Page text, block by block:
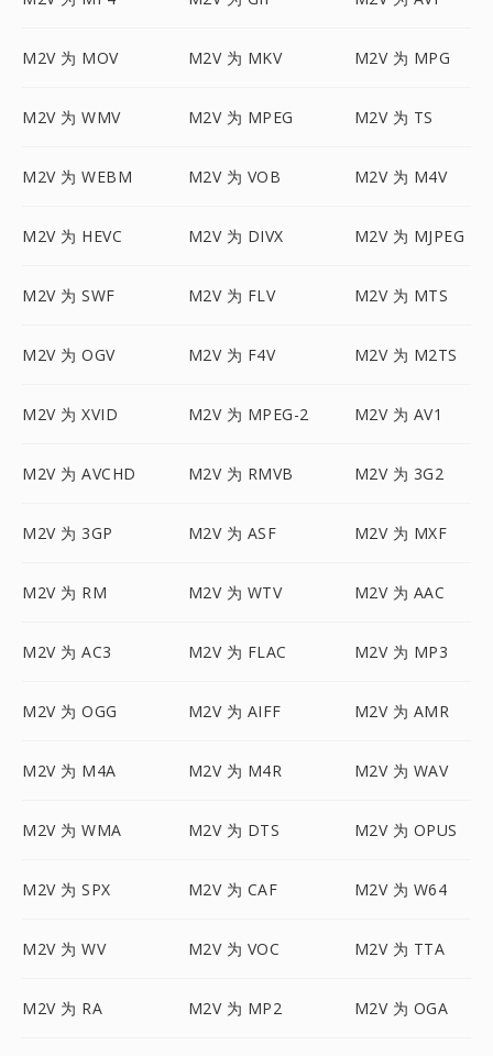
M2V 为 MOV M2V 为 MKV M2V 为 MPG
M2V 为 WMV M2V 为 MPEG M2V 为 TS
M2V 为 WEBM M2V 为 VOB M2V 为 M4V
M2V 为 HEVC M2V 为 DIVX M2V 为 MJPEG
M2V 为 SWF M2V 为 FLV M2V 为 MTS
M2V 为 OGV M2V 为 F4V M2V 为 M2TS
M2V 为 XVID M2V 为 MPEG-2 M2V 为 AV1
M2V 为 AVCHD M2V 为 RMVB M2V 为 3G2
M2V 为 3GP M2V 为 ASF M2V 为 MXF
M2V 为 RM M2V 为 WTV M2V 为 AAC
M2V 为 AC3 M2V 为 FLAC M2V 为 MP3
M2V 为 OGG M2V 为 AIFF M2V 为 AMR
M2V 为 M4A M2V 为 M4R M2V 为 WAV
M2V 为 WMA M2V 为 DTS M2V 为 OPUS
M2V 为 SPX M2V 为 CAF M2V 为 W64
M2V 为 WV M2V 为 VOC M2V 为 TTA
M2V 为 RA M2V 为 MP2 M2V 为 OGA